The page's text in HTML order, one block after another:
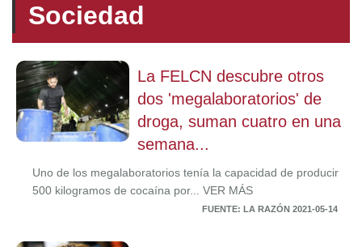
Sociedad
La FELCN descubre otros
dos 'megalaboratorios' de
droga, suman cuatro en una
semana...
Uno de los megalaboratorios tenía la capacidad de producir
500 kilogramos de cocaína por... VER MÁS
FUENTE: LA RAZÓN 2021-05-14